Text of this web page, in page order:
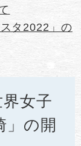
タ2022」の
界女子
」の開